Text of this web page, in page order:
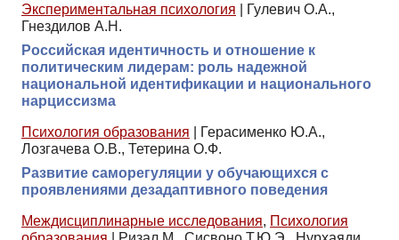
Экспериментальная психология
Гулевич О.А.,
Гнездилов А.Н.
Российская идентичность и отношение к
политическим лидерам: роль надежной
национальной идентификации и национального
нарциссизма
Психология образования
Герасименко Ю.А.,
Лозгачева О.В., Тетерина О.Ф.
Развитие саморегуляции у обучающихся с
проявлениями дезадаптивного поведения
Междисциплинарные исследования, Психология